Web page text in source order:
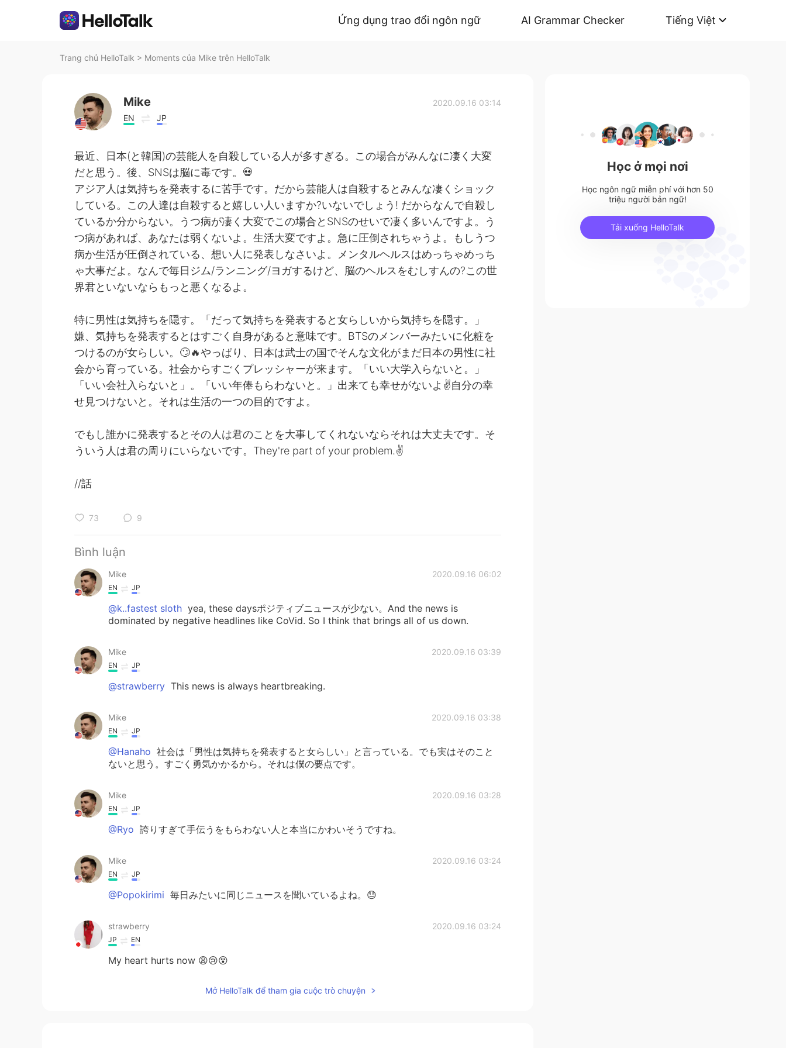
Ứng dụng trao đổi ngôn ngữ AI Grammar Checker Tiếng Việt
Trang chủ HelloTalk > Moments của Mike trên HelloTalk
Mike
EN JP
2020.09.16 03:14
最近、日本(と韓国)の芸能人を自殺している人が多すぎる。この場合がみんなに凄く大変
だと思う。後、SNSは脳に毒です。💀
アジア人は気持ちを発表するに苦手です。だから芸能人は自殺するとみんな凄くショック
している。この人達は自殺すると嬉しい人いますか?いないでしょう! だからなんで自殺し
ているか分からない。うつ病が凄く大変でこの場合とSNSのせいで凄く多いんですよ。う
つ病があれば、あなたは弱くないよ。生活大変ですよ。急に圧倒されちゃうよ。もしうつ
病か生活が圧倒されている、想い人に発表しなさいよ。メンタルヘルスはめっちゃめっち
ゃ大事だよ。なんで毎日ジム/ランニング/ヨガするけど、脳のヘルスをむしすんの?この世
界君といないならもっと悪くなるよ。
特に男性は気持ちを隠す。「だって気持ちを発表すると女らしいから気持ちを隠す。」
嫌、気持ちを発表するとはすごく自身があると意味です。BTSのメンバーみたいに化粧を
つけるのが女らしい。🙄🔥やっぱり、日本は武士の国でそんな文化がまだ日本の男性に社
会から育っている。社会からすごくプレッシャーが来ます。「いい大学入らないと。」
「いい会社入らないと」。「いい年俸もらわないと。」出来ても幸せがないよ✌️自分の幸
せ見つけないと。それは生活の一つの目的ですよ。
でもし誰かに発表するとその人は君のことを大事してくれないならそれは大丈夫です。そ
ういう人は君の周りにいらないです。They're part of your problem.✌️
//話
73 9
Bình luận
Mike 2020.09.16 06:02
EN JP
@k..fastest sloth yea, these daysポジティブニュースが少ない。And the news is
dominated by negative headlines like CoVid. So I think that brings all of us down.
Mike 2020.09.16 03:39
EN JP
@strawberry This news is always heartbreaking.
Mike 2020.09.16 03:38
EN JP
@Hanaho 社会は「男性は気持ちを発表すると女らしい」と言っている。でも実はそのこと
ないと思う。すごく勇気かかるから。それは僕の要点です。
Mike 2020.09.16 03:28
EN JP
@Ryo 誇りすぎて手伝うをもらわない人と本当にかわいそうですね。
Mike 2020.09.16 03:24
EN JP
@Popokirimi 毎日みたいに同じニュースを聞いているよね。😓
strawberry 2020.09.16 03:24
JP EN
My heart hurts now 😩😢😵
Mở HelloTalk để tham gia cuộc trò chuyện
Học ở mọi nơi
Học ngôn ngữ miễn phí với hơn 50
triệu người bản ngữ!
Tải xuống HelloTalk